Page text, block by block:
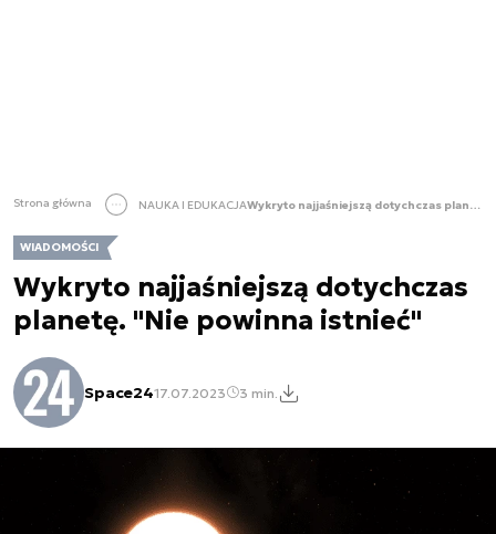
Strona główna NAUKA I EDUKACJA Wykryto najjaśniejszą dotychczas planetę. "Nie powinna istnieć"
WIADOMOŚCI
Wykryto najjaśniejszą dotychczas
planetę. "Nie powinna istnieć"
Space2417.07.2023 3 min.